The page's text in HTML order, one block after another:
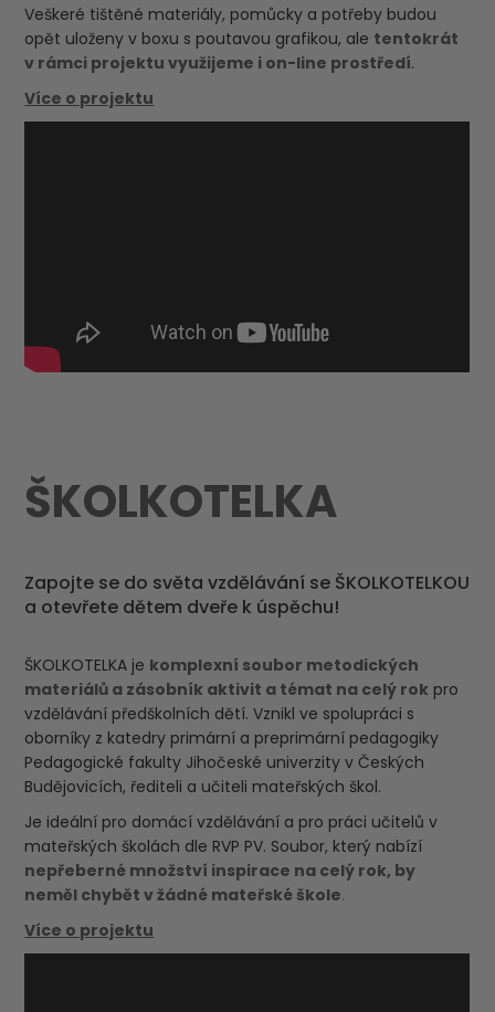
Veškeré tištěné materiály, pomůcky a potřeby budou
opět uloženy v boxu s poutavou grafikou, ale tentokrát
v rámci projektu využijeme i on-line prostředí.
Více o projektu
ŠKOLKOTELKA
Zapojte se do světa vzdělávání se ŠKOLKOTELKOU
a otevřete dětem dveře k úspěchu!
ŠKOLKOTELKA je komplexní soubor metodických
materiálů a zásobník aktivit a témat na celý rok pro
vzdělávání předškolních dětí. Vznikl ve spolupráci s
oborníky z katedry primární a preprimární pedagogiky
Pedagogické fakulty Jihočeské univerzity v Českých
Budějovicích, řediteli a učiteli mateřských škol.
Je ideální pro domácí vzdělávání a pro práci učitelů v
mateřských školách dle RVP PV. Soubor, který nabízí
nepřeberné množství inspirace na celý rok, by
neměl chybět v žádné mateřské škole.
Více o projektu